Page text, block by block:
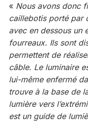
« Nous avons donc
caillebotis porté par
avec en dessous un
fourreaux. Ils sont
permettent de
câble. Le luminaire
lui-même enfermé
trouve à la base de
lumière vers
est un guide de